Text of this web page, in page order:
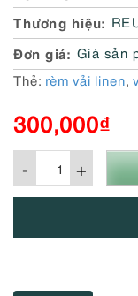
Thương hiệu
Đơn giá
Giá sản
Thẻ: rèm vải linen,
300,000₫
+
-